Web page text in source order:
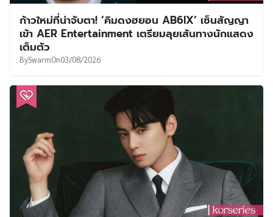
ก้าวใหม่ที่น่าจับตา! ‘คิมดงฮยอน AB6IX’ เซ็นสัญญา
เข้า AER Entertainment เตรียมลุยเส้นทางนักแสดง
เต็มตัว
BySwarmOn03/08/2026